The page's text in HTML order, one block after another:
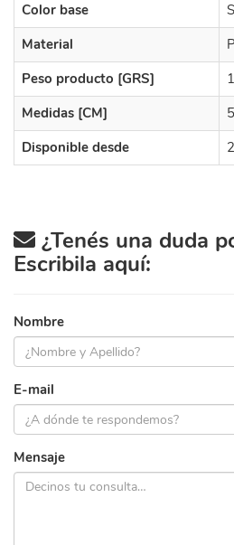
Color base
Material
Peso producto [GRS]
Medidas [CM]
Disponible desde
¿Tenés una duda
Escribila aquí:
Nombre
E-mail
Mensaje